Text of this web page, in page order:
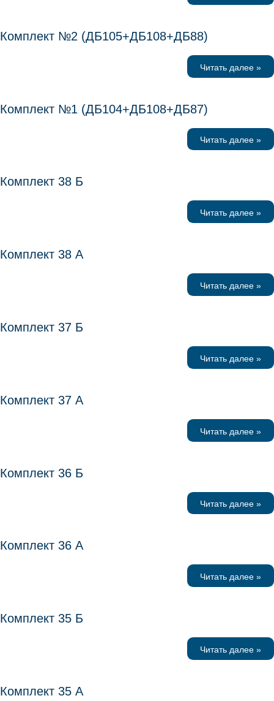
Комплект №2 (ДБ105+ДБ108+ДБ88)
Читать далее »
Комплект №1 (ДБ104+ДБ108+ДБ87)
Читать далее »
Комплект 38 Б
Читать далее »
Комплект 38 А
Читать далее »
Комплект 37 Б
Читать далее »
Комплект 37 А
Читать далее »
Комплект 36 Б
Читать далее »
Комплект 36 А
Читать далее »
Комплект 35 Б
Читать далее »
Комплект 35 А